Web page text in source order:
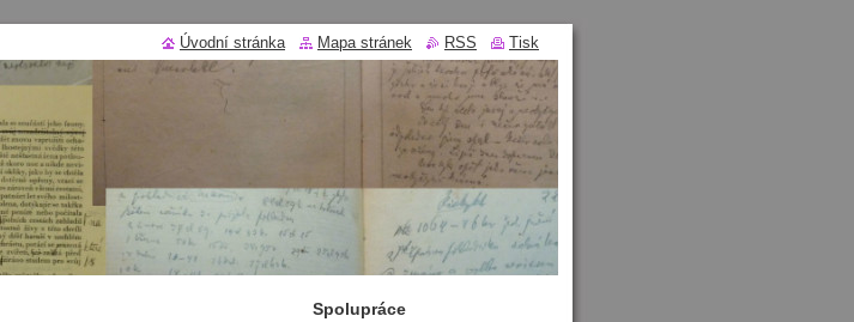
Spolupráce
Úvodní stránka Mapa stránek RSS Tisk